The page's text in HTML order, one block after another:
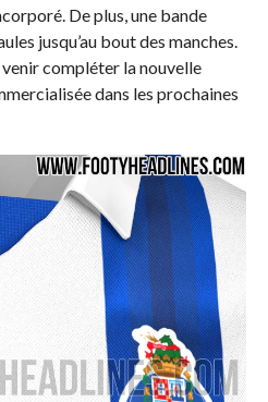
De plus, une bande
jusqu’au bout des manches.
compléter la nouvelle
dans les prochaines